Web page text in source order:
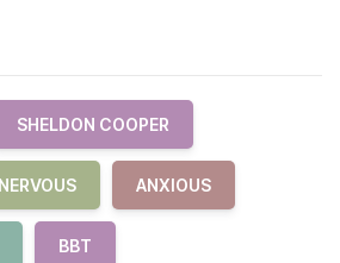
SHELDON COOPER
NERVOUS ANXIOUS
BBT